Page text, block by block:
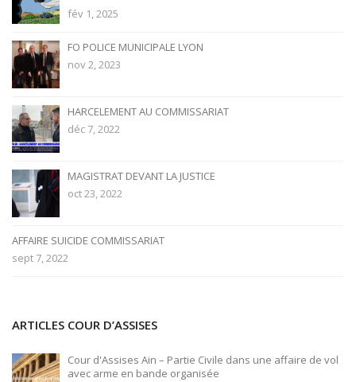
fév 1, 2025
FO POLICE MUNICIPALE LYON
nov 2, 2023
HARCELEMENT AU COMMISSARIAT
déc 7, 2022
MAGISTRAT DEVANT LA JUSTICE
oct 23, 2022
AFFAIRE SUICIDE COMMISSARIAT
sept 7, 2022
ARTICLES COUR D’ASSISES
Cour d'Assises Ain – Partie Civile dans une affaire de vol
avec arme en bande organisée